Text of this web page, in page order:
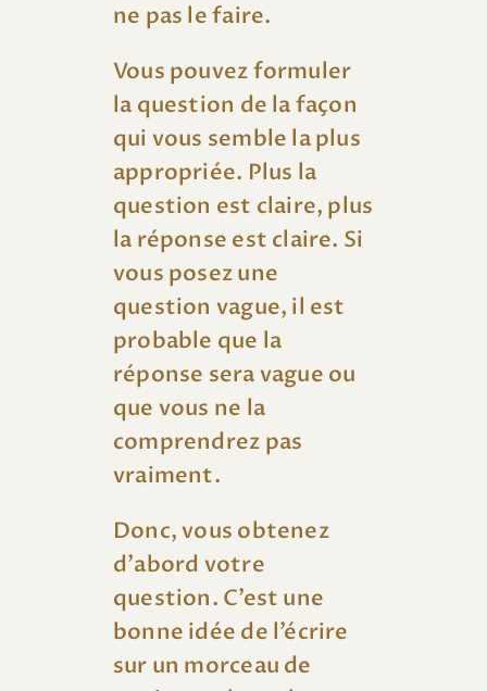
ne pas le faire.
Vous pouvez formuler
la question de la façon
qui vous semble la plus
appropriée. Plus la
question est claire, plus
la réponse est claire. Si
vous posez une
question vague, il est
probable que la
réponse sera vague ou
que vous ne la
comprendrez pas
vraiment.
Donc, vous obtenez
d’abord votre
question. C’est une
bonne idée de l’écrire
sur un morceau de